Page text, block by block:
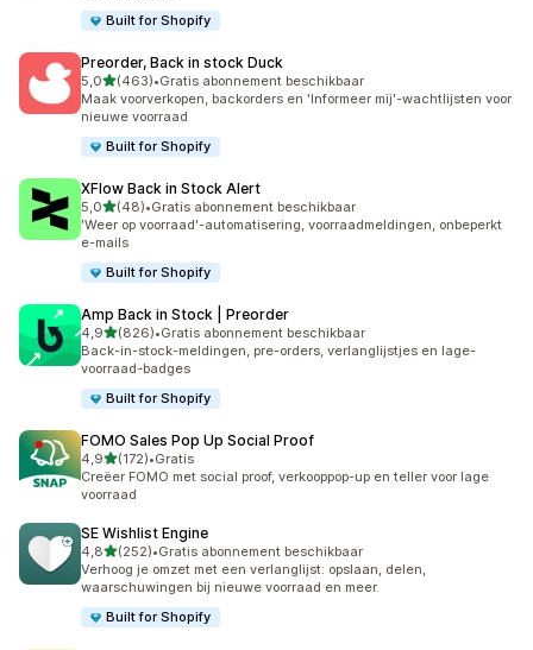
Built for Shopify
Preorder, Back in stock Duck
5,0van 5 sterren
(463)
463 recensies in totaal
•Gratis abonnement beschikbaar
Maak voorverkopen, backorders en 'Informeer mij'-wachtlijsten voor
nieuwe voorraad
Built for Shopify
XFlow Back in Stock Alert
5,0van 5 sterren
(48)
48 recensies in totaal
•Gratis abonnement beschikbaar
'Weer op voorraad'-automatisering, voorraadmeldingen, onbeperkt
e-mails
Built for Shopify
Amp Back in Stock | Preorder
4,9van 5 sterren
(826)
826 recensies in totaal
•Gratis abonnement beschikbaar
Back-in-stock-meldingen, pre-orders, verlanglijstjes en lage-
voorraad-badges
Built for Shopify
FOMO Sales Pop Up Social Proof
4,9van 5 sterren
(172)
172 recensies in totaal
•Gratis
Creëer FOMO met social proof, verkooppop-up en teller voor lage
voorraad
SE Wishlist Engine
4,8van 5 sterren
(252)
252 recensies in totaal
•Gratis abonnement beschikbaar
Verhoog je omzet met een verlanglijst: opslaan, delen,
waarschuwingen bij nieuwe voorraad en meer.
Built for Shopify